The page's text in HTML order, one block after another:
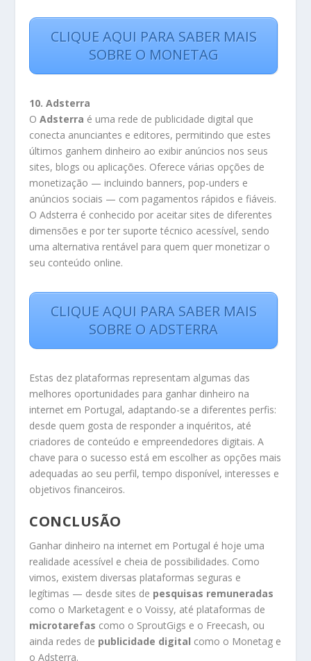
CLIQUE AQUI PARA SABER MAIS
SOBRE O MONETAG
10. Adsterra
OAdsterra é uma rede de publicidade digital que
conecta anunciantes e editores, permitindo que estes
últimos ganhem dinheiro ao exibir anúncios nos seus
sites, blogs ou aplicações. Oferece várias opções de
monetização — incluindo banners, pop-unders e
anúncios sociais — com pagamentos rápidos e fiáveis.
O Adsterra é conhecido por aceitar sites de diferentes
dimensões e por ter suporte técnico acessível, sendo
uma alternativa rentável para quem quer monetizar o
seu conteúdo online.
CLIQUE AQUI PARA SABER MAIS
SOBRE O ADSTERRA
Estas dez plataformas representam algumas das
melhores oportunidades para ganhar dinheiro na
internet em Portugal, adaptando-se a diferentes perfis:
desde quem gosta de responder a inquéritos, até
criadores de conteúdo e empreendedores digitais. A
chave para o sucesso está em escolher as opções mais
adequadas ao seu perfil, tempo disponível, interesses e
objetivos financeiros.
CONCLUSÃO
Ganhar dinheiro na internet em Portugal é hoje uma
realidade acessível e cheia de possibilidades. Como
vimos, existem diversas plataformas seguras e
legítimas — desde sites de pesquisas remuneradas
como o Marketagent e o Voissy, até plataformas de
microtarefas como o SproutGigs e o Freecash, ou
ainda redes de publicidade digital como o Monetag e
o Adsterra.